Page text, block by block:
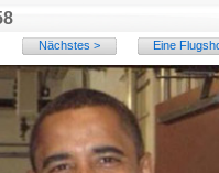
Nächstes > Eine